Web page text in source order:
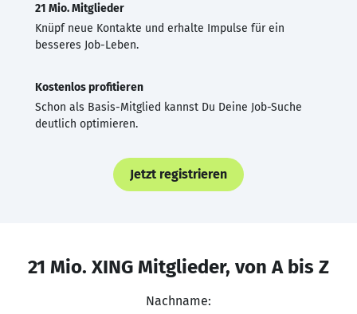
21 Mio. Mitglieder
Knüpf neue Kontakte und erhalte Impulse für ein
besseres Job-Leben.
Kostenlos profitieren
Schon als Basis-Mitglied kannst Du Deine Job-Suche
deutlich optimieren.
Jetzt registrieren
21 Mio. XING Mitglieder, von A bis Z
Nachname: